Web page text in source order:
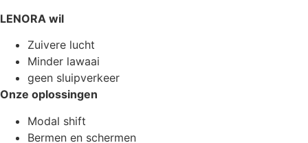
LENORA wil
Zuivere lucht
Minder lawaai
geen sluipverkeer
Onze oplossingen
Modal shift
Bermen en schermen